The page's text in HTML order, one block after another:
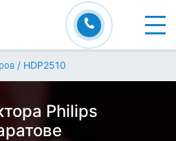
/ HDP2510
Philips